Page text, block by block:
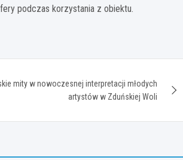
podczas korzystania z obiektu.
mity w nowoczesnej interpretacji młodych
artystów w Zduńskiej Woli